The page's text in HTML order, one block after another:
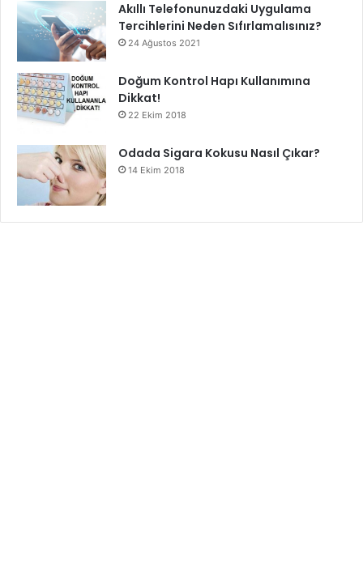
Akıllı Telefonunuzdaki Uygulama
Tercihlerini Neden Sıfırlamalısınız?
24 Ağustos 2021
Doğum Kontrol Hapı Kullanımına
Dikkat!
22 Ekim 2018
Odada Sigara Kokusu Nasıl Çıkar?
14 Ekim 2018